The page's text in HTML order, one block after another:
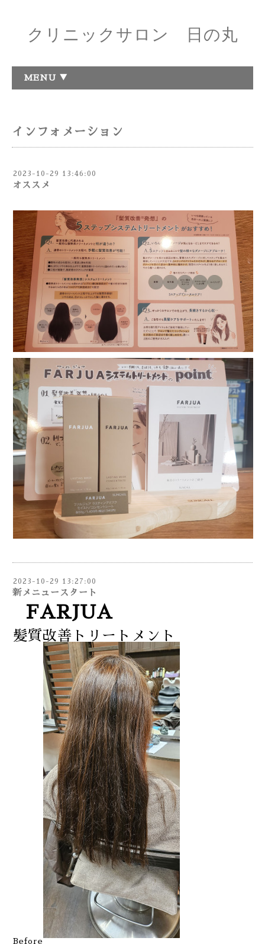
クリニックサロン 日の丸
MENU ▼
インフォメーション
2023-10-29 13:46:00
オススメ
2023-10-29 13:27:00
新メニュースタート
FARJUA
髪質改善トリートメント
Before